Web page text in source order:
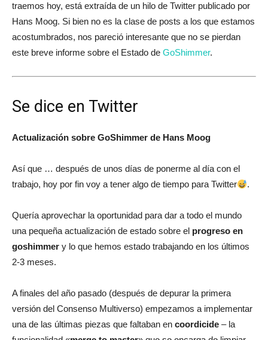
traemos hoy, está extraída de un hilo de Twitter publicado por
Hans Moog. Si bien no es la clase de posts a los que estamos
acostumbrados, nos pareció interesante que no se pierdan
este breve informe sobre el Estado de GoShimmer.
Se dice en Twitter
Actualización sobre GoShimmer de Hans Moog
Así que … después de unos días de ponerme al día con el
trabajo, hoy por fin voy a tener algo de tiempo para Twitter
.
Quería aprovechar la oportunidad para dar a todo el mundo
una pequeña actualización de estado sobre el progreso en
goshimmer y lo que hemos estado trabajando en los últimos
2-3 meses.
A finales del año pasado (después de depurar la primera
versión del Consenso Multiverso) empezamos a implementar
una de las últimas piezas que faltaban en coordicide – la